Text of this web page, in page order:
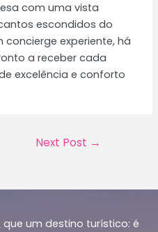
com uma vista
escondidos do
experiente, há
a receber cada
excelência e conforto
Next Post →
um destino turístico: é